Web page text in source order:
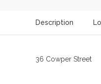
Description
36 Cowper Street